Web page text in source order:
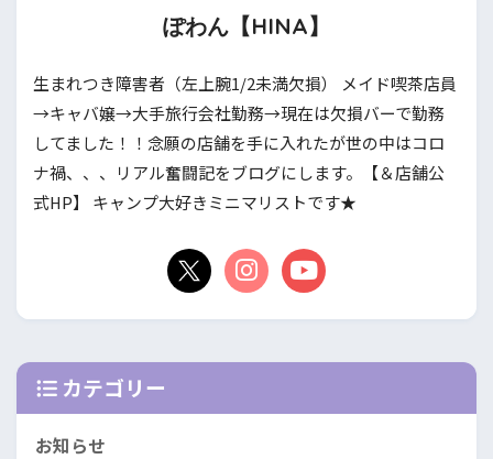
ぽわん【HINA】
生まれつき障害者（左上腕1/2未満欠損） メイド喫茶店員
→キャバ嬢→大手旅行会社勤務→現在は欠損バーで勤務
してました！！念願の店舗を手に入れたが世の中はコロ
ナ禍、、、リアル奮闘記をブログにします。【＆店舗公
式HP】 キャンプ大好きミニマリストです★
カテゴリー
お知らせ